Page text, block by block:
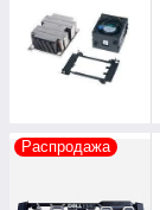
Распродажа